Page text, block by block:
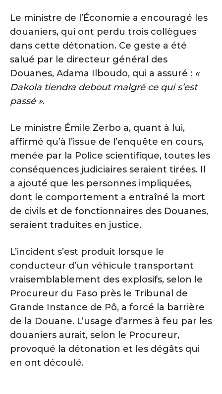
Le ministre de l’Économie a encouragé les
douaniers, qui ont perdu trois collègues
dans cette détonation. Ce geste a été
salué par le directeur général des
Douanes, Adama Ilboudo, qui a assuré : «
Dakola tiendra debout malgré ce qui s’est
passé ».
Le ministre Émile Zerbo a, quant à lui,
affirmé qu’à l’issue de l’enquête en cours,
menée par la Police scientifique, toutes les
conséquences judiciaires seraient tirées. Il
a ajouté que les personnes impliquées,
dont le comportement a entraîné la mort
de civils et de fonctionnaires des Douanes,
seraient traduites en justice.
L’incident s’est produit lorsque le
conducteur d’un véhicule transportant
vraisemblablement des explosifs, selon le
Procureur du Faso près le Tribunal de
Grande Instance de Pô, a forcé la barrière
de la Douane. L’usage d’armes à feu par les
douaniers aurait, selon le Procureur,
provoqué la détonation et les dégâts qui
en ont découlé.